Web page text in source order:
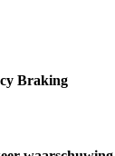
Braking